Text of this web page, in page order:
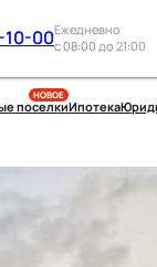
10-00Ежедневно
c 08:00 до 21:00
НОВОЕ
поселкиИпотека